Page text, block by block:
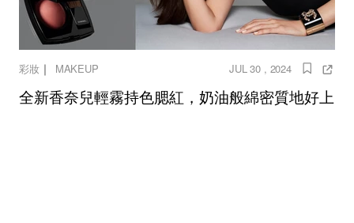
彩妝｜ MAKEUP JUL 30 , 2024
全新香奈兒輕霧持色腮紅，奶油般綿密質地好上